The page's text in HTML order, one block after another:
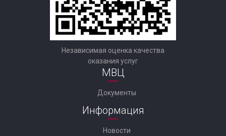
Независимая оценка качества
оказания услуг
МВЦ
Документы
Информация
Новости